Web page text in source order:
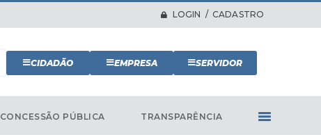
LOGIN / CADASTRO
CIDADÃO EMPRESA SERVIDOR
CONCESSÃO PÚBLICA TRANSPARÊNCIA